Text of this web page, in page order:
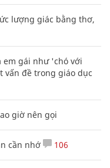
lượng giác bằng thơ,
em gái như 'chó với
vấn đề trong giáo dục
giờ nên gọi
cần nhớ 106